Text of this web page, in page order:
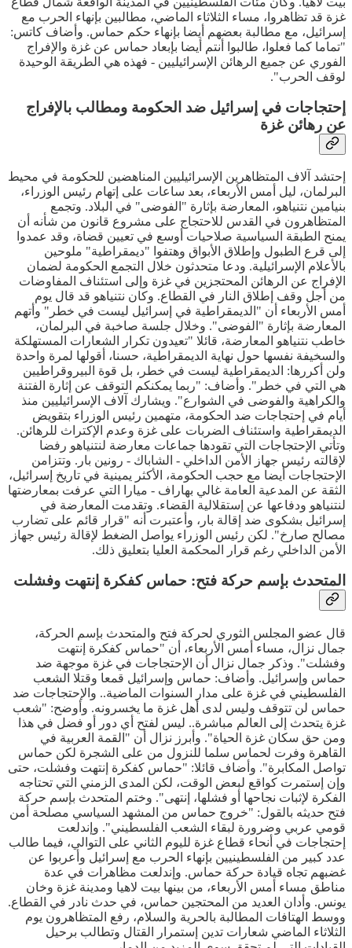
غزة قد تظاهروا، مساء الثلاثاء الماضي، مطالبين بإنهاء الحرب مع
إسرائيل، مع مطالبة بعضهم أيضا بإنهاء حكم حماس. وأضاف كاتس:
"تماما كما فعلوا، طالبوا أنتم أيضا بإبعاد حماس عن غزة والإفراج
الفوري عن جميع الرهائن الإسرائيليين - فهذه هي الطريقة الوحيدة
لوقف الحرب".
إحتجاجات في إسرائيل ضد الحكومة ومطالب بالإفراج
عن رهائن غزة
إحتشد آلاف المتظاهرين الإسرائيليين المناهضين للحكومة في محيط
البرلمان، ليل أمس الأربعاء، بعد ساعات على إتهام رئيس الوزراء،
بنيامين نتنياهو، المعارضة بإثارة "الفوضى" في البلاد. وتجمع
المتظاهرون في القدس للاحتجاج على مشروع قانون من شأنه أن
يمنح الطبقة السياسية صلاحيات أوسع في تعيين قضاة، وقد عمدوا
إلى قرع الطبول وإطلاق الأبواق وهتفوا "ديمقراطية" ملوحين
بالأعلام الإسرائيلية. ودعا متحدثون خلال التجمع الحكومة لضمان
الإفراج عن الرهائن المحتجزين في غزة وإلى استئناف المفاوضات
من أجل وقف إطلاق النار في القطاع. وكان نتنياهو قد قال يوم
أمس الأربعاء أن "الديمقراطية في إسرائيل ليست في خطر" وأتهم
المعارضة بإثارة "الفوضى". وخلال جلسة صاخبة في البرلمان،
خاطب نتنياهو المعارضة، قائلا "تعيدون تكرار الشعارات المستهلكة
والسخيفة نفسها حول نهاية الديمقراطية، حسنا، أقولها لمرة واحدة
ولن أكررها: الديمقراطية ليست في خطر، بل قوة البيروقراطيين
هي التي في خطر". وأضاف: "ربما يمكنكم التوقف عن إثارة الفتنة
والكراهية والفوضى في الشوارع". ويشارك آلاف الإسرائيليين منذ
أيام في إحتجاجات ضد الحكومة، متهمين رئيس الوزراء بتقويض
الديمقراطية واستئناف الضربات على غزة وعدم الإكتراث للرهائن.
وتأتي الإحتجاجات التي تقودها جماعات معارضة لنتنياهو رفضا
لإقالته رئيس جهاز الأمن الداخلي - الشاباك - رونين بار. وتتزامن
الإحتجاجات أيضا مع حجب الحكومة، الأكثر يمينية في تاريخ إسرائيل،
الثقة عن المدعية العامة غالي بهاراف - ميارا التي عرفت بمعارضتها
لنتنياهو ودفاعها عن إستقلالية القضاء. وتقدمت المعارضة في
إسرائيل بشكوى ضد إقالة بار، وأعتبرت أنه "قرار قائم على تضارب
مصالح صارخ". لكن رئيس الوزراء يواصل الضغط لإقالة رئيس جهاز
الأمن الداخلي رغم قرار المحكمة العليا بتعليق ذلك.
المتحدث بإسم حركة فتح: حماس كفكرة إنتهت وفشلت
قال عضو المجلس الثوري لحركة فتح والمتحدث بإسم الحركة،
جمال نزال، مساء أمس الأربعاء، أن "حماس كفكرة إنتهت
وفشلت". وذكر جمال نزال أن الإحتجاجات في غزة موجهة ضد
حماس وإسرائيل. وأضاف: حماس وإسرائيل قمعا وقتلا الشعب
الفلسطيني في غزة على مدار السنوات الماضية.. والإحتجاجات ضد
حماس لن تتوقف وليس لدى أهل غزة ما يخسرونه. وأوضح: "شعب
غزة يتحدث إلى العالم مباشرة.. ليس لفتح أي دور أو فضل في هذا
ومن حق سكان غزة الحياة". وأبرز نزال أن "القمة العربية في
القاهرة وفرت لحماس سلما للنزول من على الشجرة لكن حماس
تواصل المكابرة". وأضاف قائلا: "حماس كفكرة إنتهت وفشلت، حتى
وإن إستمرت كواقع لبعض الوقت، لكن المدى الزمني التي تحتاجه
الفكرة لإثبات نجاحها أو فشلها، إنتهى". وختم المتحدث بإسم حركة
فتح حديثه بالقول: "خروج حماس من المشهد السياسي مصلحة أمن
قومي عربي وضرورة لبقاء الشعب الفلسطيني". وإندلعت
إحتجاجات في أنحاء قطاع غزة لليوم الثاني على التوالي، فيما طالب
عدد كبير من الفلسطينيين بإنهاء الحرب مع إسرائيل وأعربوا عن
غضبهم تجاه قيادة حركة حماس. وإندلعت مظاهرات في عدة
مناطق مساء أمس الأربعاء، من بينها بيت لاهيا ومدينة غزة وخان
يونس. وأدان العديد من المحتجين حماس، في حدث نادر في القطاع.
ووسط الهتافات المطالبة بالحرية والسلام، رفع المتظاهرون يوم
الثلاثاء الماضي شعارات تدين إستمرار القتال وتطالب برحيل